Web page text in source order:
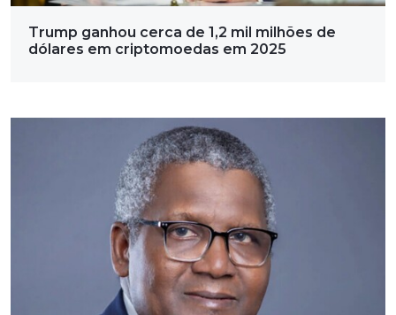
Trump ganhou cerca de 1,2 mil milhões de
dólares em criptomoedas em 2025